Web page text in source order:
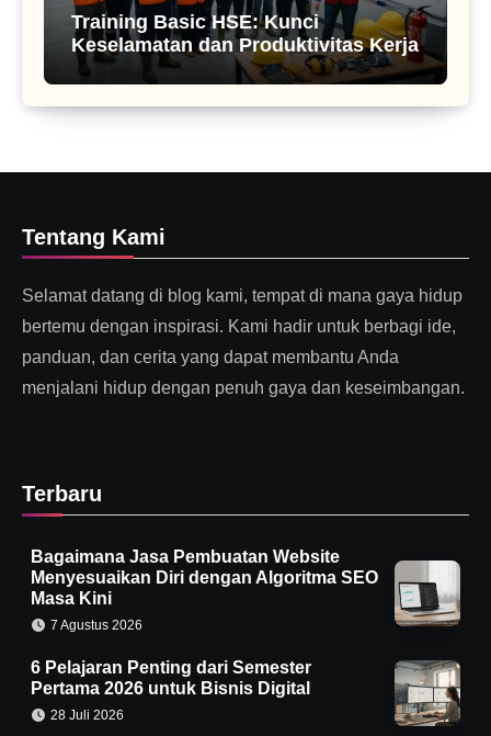
Training Basic HSE: Kunci
Keselamatan dan Produktivitas Kerja
Tentang Kami
Selamat datang di blog kami, tempat di mana gaya hidup
bertemu dengan inspirasi. Kami hadir untuk berbagi ide,
panduan, dan cerita yang dapat membantu Anda
menjalani hidup dengan penuh gaya dan keseimbangan.
Terbaru
Bagaimana Jasa Pembuatan Website
Menyesuaikan Diri dengan Algoritma SEO
Masa Kini
7 Agustus 2026
6 Pelajaran Penting dari Semester
Pertama 2026 untuk Bisnis Digital
28 Juli 2026